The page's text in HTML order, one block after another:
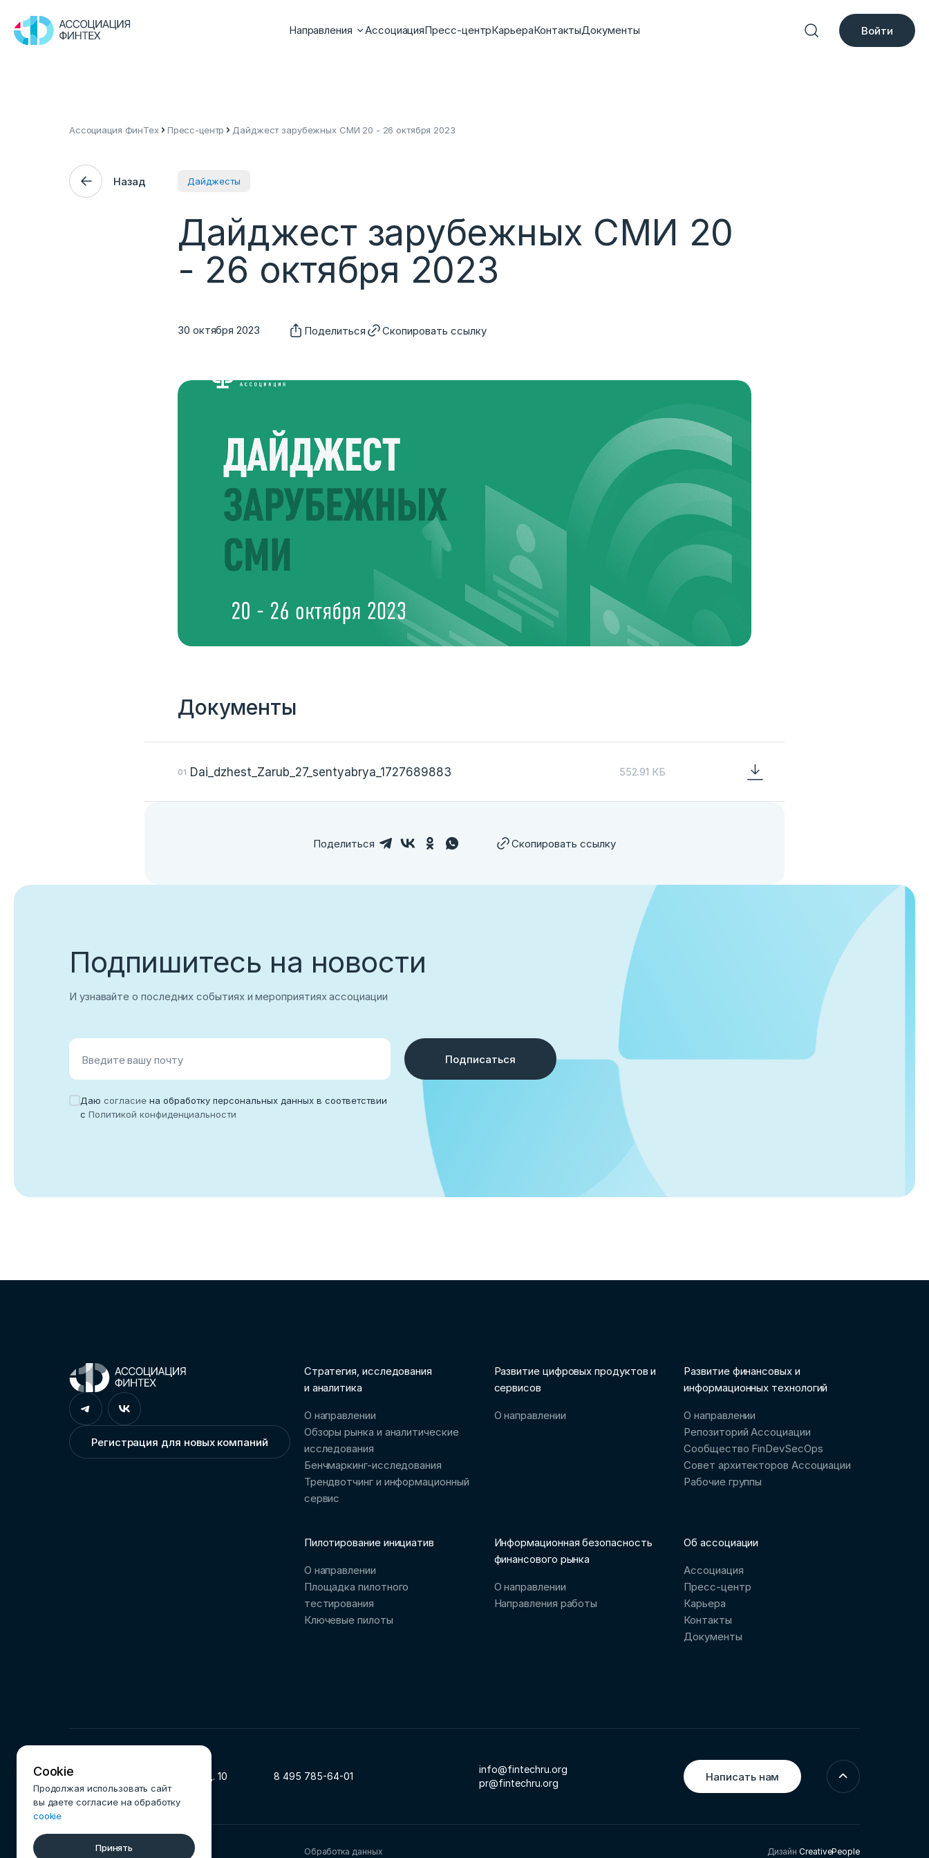
Направления АссоциацияПресс-центрКарьераКонтактыДокументы Войти
Ассоциация ФинТех Пресс-центр Дайджест зарубежных СМИ 20 - 26 октября 2023
Назад
30 октября 2023
Дайджесты
Дайджест зарубежных СМИ 20
- 26 октября 2023
Поделиться Скопировать ссылку
Документы
Dai_dzhest_Zarub_27_sentyabrya_1727689883 552.91 КБ
Поделиться Скопировать ссылку
Подпишитесь на новости
И узнавайте о последних событиях и мероприятиях ассоциации
Введите вашу почту
Даю согласие на обработку персональных данных в соответствии
с Политикой конфиденциальности
Подписаться
Стратегия, исследования
и аналитика
О направлении
Обзоры рынка и аналитические
исследования
Бенчмаркинг-исследования
Трендвотчинг и информационный
сервис
Развитие цифровых продуктов и
сервисов
О направлении
Развитие финансовых и
информационных технологий
О направлении
Репозиторий Ассоциации
Сообщество FinDevSecOps
Совет архитекторов Ассоциации
Рабочие группы
Пилотирование инициатив
О направлении
Площадка пилотного
тестирования
Ключевые пилоты
Информационная безопасность
финансового рынка
О направлении
Направления работы
Об ассоциации
Ассоциация
Пресс-центр
Карьера
Контакты
Документы
119002, г. Москва, ул. Арбат, д. 10 8 495 785-64-01
info@fintechru.org
pr@fintechru.org
Регистрация для новых компаний
Написать нам
Обработка данных
© 2025 Ассоциация ФинТех ДизайнCreativePeople
Cookie
Продолжая использовать сайт
вы даете согласие на обработку
cookie
Принять
Корпоративный email
Нет учетной записи?